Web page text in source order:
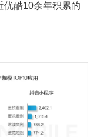
优酷10余年积累的